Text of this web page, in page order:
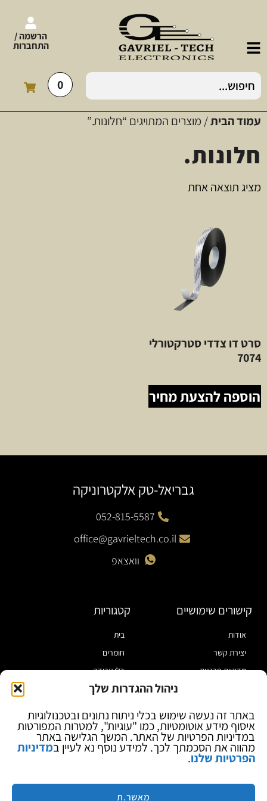
ניהול ההגדרות שלך
באתר זה נעשה שימוש בכלי ניתוח נתונים ובטכנולוגיות
איסוף מידע אוטומטיות, כמו "עוגיות", למטרות המפורטות
במדיניות הפרטיות של האתר. המשך הגלישה באתר
מהווה את הסכמתך לכך. למידע נוסף נא לעיין במדיניות
הפרטיות שלנו.
מאשר.ת
הרשמה /
התחברות
0
עמוד הבית/ מוצרים המתויגים “חלונות.”
חלונות.
מציג תוצאה אחת
סרט דו צדדי סטרקטורלי
7074
הוספה להצעת מחיר
גבריאל-טק אלקטרוניקה
052-815-5587
office@gavrieltech.co.il
וואצאפ
קישורים שימושיים
אודות
יצירת קשר
מדיניות פרטיות
בלוג
קטגוריות
בית
חומרים
כלי עבודה
מוצרי הלחמה
ספקי כח ומודדים
ציוד אופטי להגדלה
מותגים